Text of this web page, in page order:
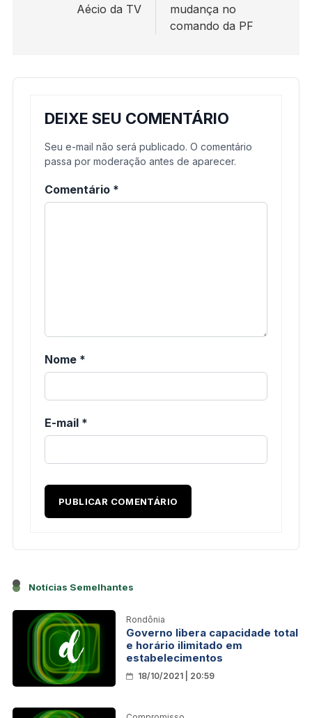
Aécio da TV
mudança no
comando da PF
DEIXE SEU COMENTÁRIO
Seu e-mail não será publicado. O comentário
passa por moderação antes de aparecer.
Comentário *
Nome *
E-mail *
Notícias Semelhantes
Rondônia
Governo libera capacidade total
e horário ilimitado em
estabelecimentos
18/10/2021 | 20:59